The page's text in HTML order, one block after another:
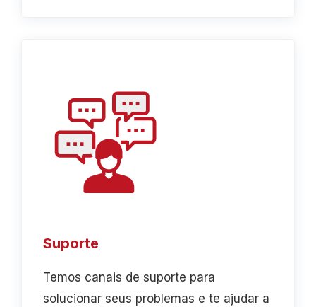
Suporte
Temos canais de suporte para
solucionar seus problemas e te ajudar a